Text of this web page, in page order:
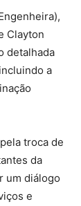
Clayton
detalhada
a
troca de
da
um diálogo
e